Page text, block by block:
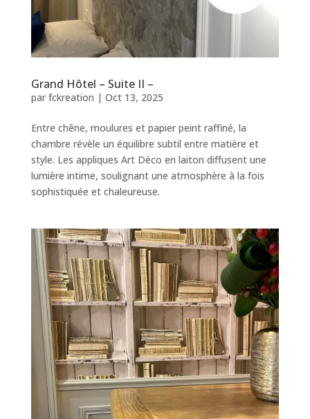
Grand Hôtel – Suite II –
par fckreation | Oct 13, 2025
Entre chêne, moulures et papier peint raffiné, la
chambre révèle un équilibre subtil entre matière et
style. Les appliques Art Déco en laiton diffusent une
lumière intime, soulignant une atmosphère à la fois
sophistiquée et chaleureuse.